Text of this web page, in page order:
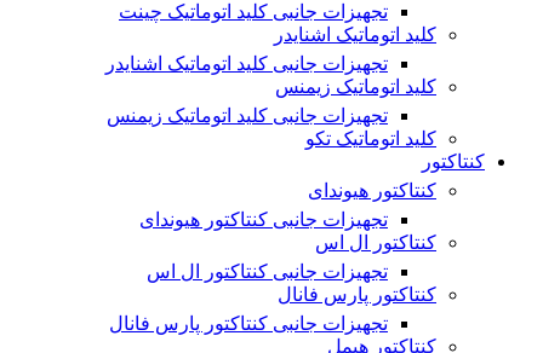
تجهیزات جانبی کلید اتوماتیک چینت
کلید اتوماتیک اشنایدر
تجهیزات جانبی کلید اتوماتیک اشنایدر
کلید اتوماتیک زیمنس
تجهیزات جانبی کلید اتوماتیک زیمنس
کلید اتوماتیک تکو
کنتاکتور
کنتاکتور هیوندای
تجهیزات جانبی کنتاکتور هیوندای
کنتاکتور ال اس
تجهیزات جانبی کنتاکتور ال اس
کنتاکتور پارس فانال
تجهیزات جانبی کنتاکتور پارس فانال
کنتاکتور هیمل